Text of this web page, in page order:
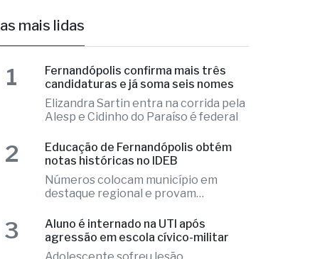
as mais lidas
Fernandópolis confirma mais três
candidaturas e já soma seis nomes
Elizandra Sartin entra na corrida pela
Alesp e Cidinho do Paraíso é federal
1
Educação de Fernandópolis obtém
notas históricas no IDEB
Números colocam município em
destaque regional e provam
2
Aluno é internado na UTI após
agressão em escola cívico-militar
3